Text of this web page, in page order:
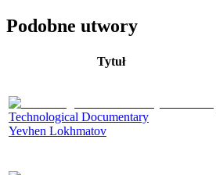
Podobne utwory
Tytuł
Technological Documentary
Yevhen Lokhmatov